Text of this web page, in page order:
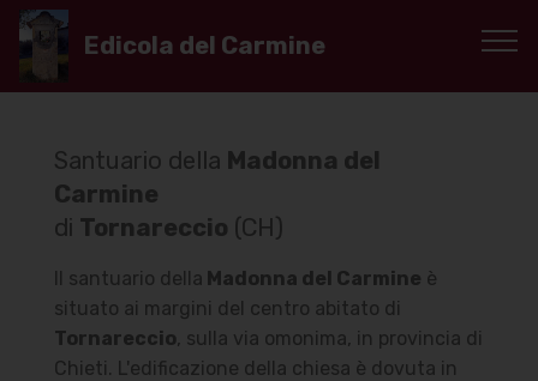
Santuario della Madonna del
Carmine
di Tornareccio (CH)
Il santuario della Madonna del Carmine è
situato ai margini del centro abitato di
Tornareccio, sulla via omonima, in provincia di
Chieti. L'edificazione della chiesa è dovuta in
Edicola del Carmine